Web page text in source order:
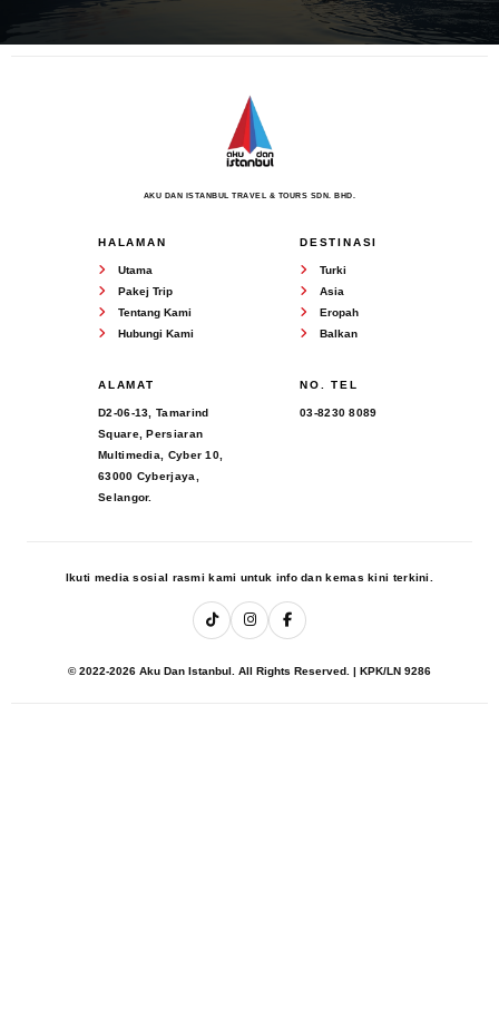
AKU DAN ISTANBUL TRAVEL & TOURS SDN. BHD.
HALAMAN
Utama
Pakej Trip
Tentang Kami
Hubungi Kami
DESTINASI
Turki
Asia
Eropah
Balkan
ALAMAT
D2-06-13, Tamarind
Square, Persiaran
Multimedia, Cyber 10,
63000 Cyberjaya,
Selangor.
NO. TEL
03-8230 8089
Ikuti media sosial rasmi kami untuk info dan kemas kini terkini.
© 2022-2026 Aku Dan Istanbul. All Rights Reserved. | KPK/LN 9286